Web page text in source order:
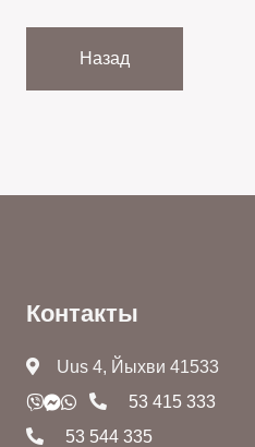
Назад
Контакты
Uus 4, Йыхви 41533
53 415 333
53 544 335